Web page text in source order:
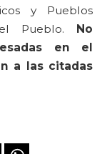
y Pueblos
Pueblo.
No
en el
a las citadas